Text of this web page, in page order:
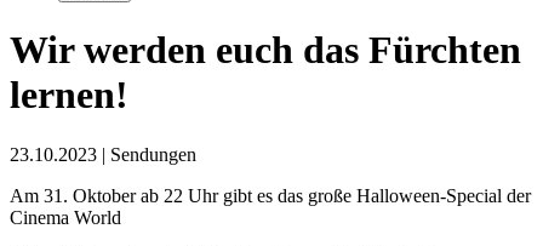
Wir werden euch das Fürchten
lernen!
23.10.2023 | Sendungen
Am 31. Oktober ab 22 Uhr gibt es das große Halloween-Special der
Cinema World